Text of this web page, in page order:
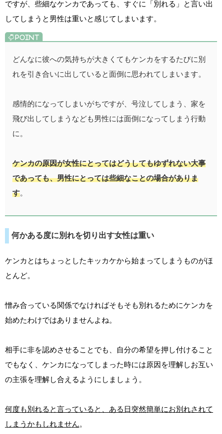
ですが、些細なケンカであっても、すぐに「別れる」と言い出
してしまうと男性は重いと感じてしまいます。
どんなに彼への気持ちが大きくてもケンカをするたびに別
れを引き合いに出していると面倒に思われてしまいます。
感情的になってしまいがちですが、号泣してしまう、家を
飛び出してしまうなども男性には面倒になってしまう行動
に。
ケンカの原因が女性にとってはどうしてもゆずれない大事
であっても、男性にとっては些細なことの場合がありま
す。
何かある度に別れを切り出す女性は重い
ケンカとはちょっとしたキッカケから始まってしまうものがほ
とんど。
憎み合っている関係でなければそもそも別れるためにケンカを
始めたわけではありませんよね。
相手に非を認めさせることでも、自分の希望を押し付けること
でもなく、ケンカになってしまった時には原因を理解しお互い
の主張を理解し合えるようにしましょう。
何度も別れると言っていると、ある日突然簡単にお別れされて
しまうかもしれません。